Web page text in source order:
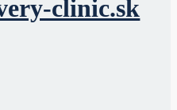
clinic.sk